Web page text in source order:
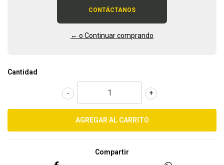
CONTÁCTANOS
← o Continuar comprando
Cantidad
+
-
Compartir